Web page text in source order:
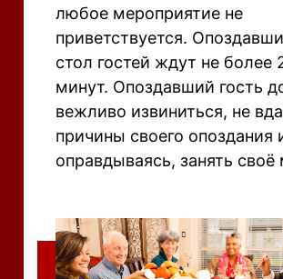
любое мероприятие не
приветствуется.
стол гостей ждут не более
минут. Опоздавший гость
вежливо извиниться, не
причины своего опоздания
оправдываясь, занять своё